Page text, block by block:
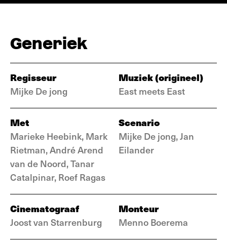
Generiek
Regisseur
Mijke De jong
Muziek (origineel)
East meets East
Met
Marieke Heebink, Mark
Rietman, André Arend
van de Noord, Tanar
Catalpinar, Roef Ragas
Scenario
Mijke De jong, Jan
Eilander
Cinematograaf
Joost van Starrenburg
Monteur
Menno Boerema